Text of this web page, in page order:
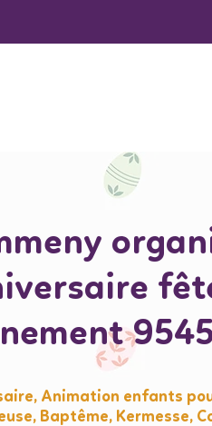
Animation enfants
Baptême, Kermesse,